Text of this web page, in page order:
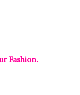
Fashion.